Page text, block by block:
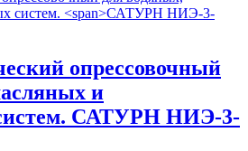
опрессовочный
и
САТУРН НИЭ-3-